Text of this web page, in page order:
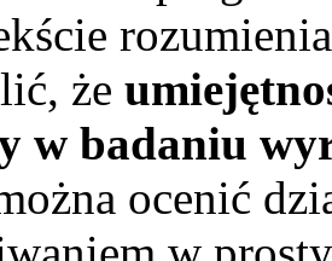
że
w badaniu
ocenić